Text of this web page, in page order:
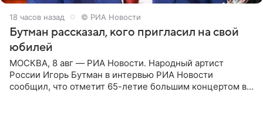
18 часов назад © РИА Новости
Бутман рассказал, кого пригласил на свой
юбилей
МОСКВА, 8 авг — РИА Новости. Народный артист
России Игорь Бутман в интервью РИА Новости
сообщил, что отметит 65-летие большим концертом в